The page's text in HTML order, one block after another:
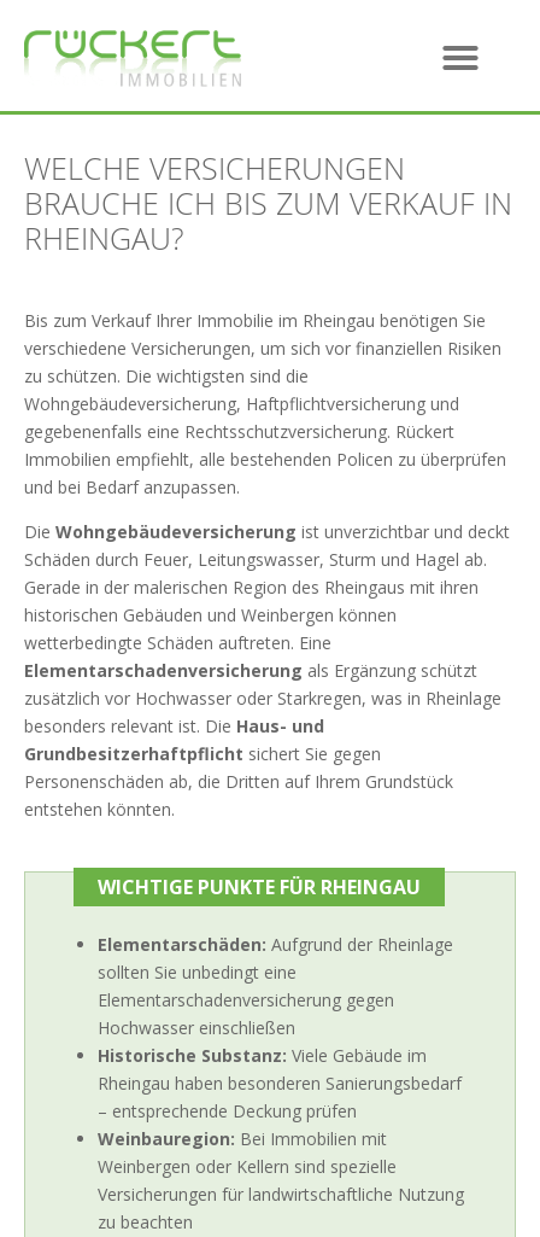
WELCHE VERSICHERUNGEN
BRAUCHE ICH BIS ZUM VERKAUF IN
RHEINGAU?
Bis zum Verkauf Ihrer Immobilie im Rheingau benötigen Sie
verschiedene Versicherungen, um sich vor finanziellen Risiken
zu schützen. Die wichtigsten sind die
Wohngebäudeversicherung, Haftpflichtversicherung und
gegebenenfalls eine Rechtsschutzversicherung. Rückert
Immobilien empfiehlt, alle bestehenden Policen zu überprüfen
und bei Bedarf anzupassen.
Die Wohngebäudeversicherung ist unverzichtbar und deckt
Schäden durch Feuer, Leitungswasser, Sturm und Hagel ab.
Gerade in der malerischen Region des Rheingaus mit ihren
historischen Gebäuden und Weinbergen können
wetterbedingte Schäden auftreten. Eine
Elementarschadenversicherung als Ergänzung schützt
zusätzlich vor Hochwasser oder Starkregen, was in Rheinlage
besonders relevant ist. Die Haus- und
Grundbesitzerhaftpflicht sichert Sie gegen
Personenschäden ab, die Dritten auf Ihrem Grundstück
entstehen könnten.
WICHTIGE PUNKTE FÜR RHEINGAU
Elementarschäden: Aufgrund der Rheinlage
sollten Sie unbedingt eine
Elementarschadenversicherung gegen
Hochwasser einschließen
Historische Substanz: Viele Gebäude im
Rheingau haben besonderen Sanierungsbedarf
– entsprechende Deckung prüfen
Weinbauregion: Bei Immobilien mit
Weinbergen oder Kellern sind spezielle
Versicherungen für landwirtschaftliche Nutzung
zu beachten